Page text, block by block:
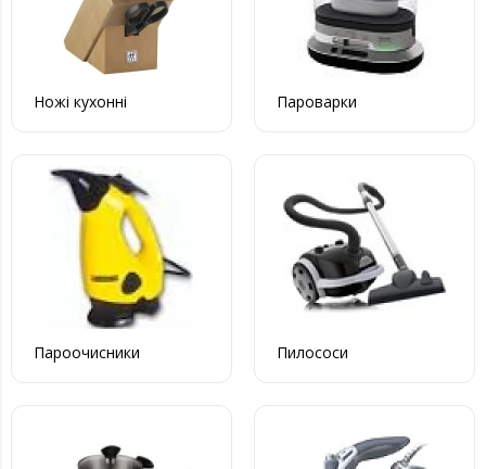
Ножі кухонні Пароварки
Пароочисники Пилососи